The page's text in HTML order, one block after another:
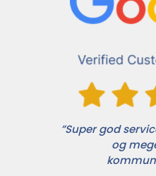
”Super god
og